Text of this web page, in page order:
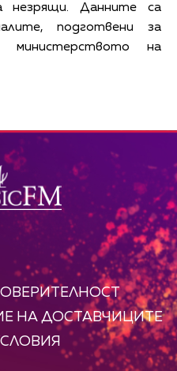
незрящи. Данните са
подготвени за
на
НА ДОСТАВЧИЦИТЕ